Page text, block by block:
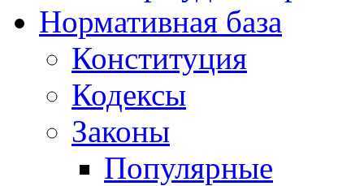
Нормативная база
Конституция
Кодексы
Законы
Популярные